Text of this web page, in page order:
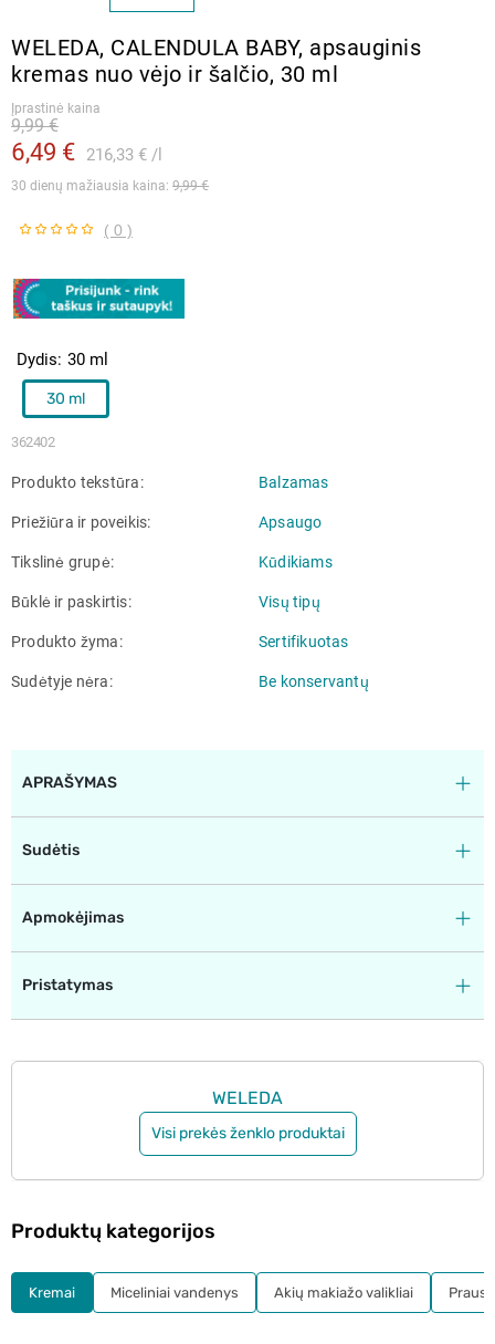
WELEDA, CALENDULA BABY, apsauginis
kremas nuo vėjo ir šalčio, 30 ml
Įprastinė kaina
6,49 € 216,33 €
9,99 €
30 dienų mažiausia kaina: 9,99 €
( 0 )
362402
Dydis 30 ml
30 ml
Produkto tekstūra Balzamas
Priežiūra ir poveikis Apsaugo
Tikslinė grupė Kūdikiams
Būklė ir paskirtis Visų tipų
Produkto žyma Sertifikuotas
Sudėtyje nėra Be konservantų
APRAŠYMAS
Sudėtis
Apmokėjimas
Pristatymas
WELEDA
Visi prekės ženklo produktai
Produktų kategorijos
Kremai Miceliniai vandenys Akių makiažo valikliai